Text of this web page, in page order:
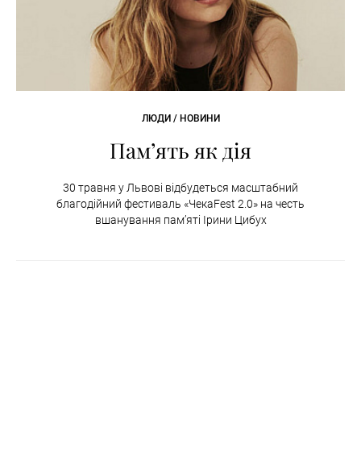
ЛЮДИ / НОВИНИ
Пам’ять як дія
30 травня у Львові відбудеться масштабний
благодійний фестиваль «ЧекаFest 2.0» на честь
вшанування пам’яті Ірини Цибух